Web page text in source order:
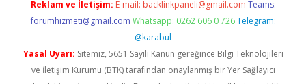
Reklam ve İletişim: E-mail: backlinkpaneli@gmail.com Teams:
forumhizmeti@gmail.com Whatsapp: 0262 606 0 726 Telegram:
@karabul
Yasal Uyarı: Sitemiz, 5651 Sayılı Kanun gereğince Bilgi Teknolojileri
ve İletişim Kurumu (BTK) tarafından onaylanmış bir Yer Sağlayıcı